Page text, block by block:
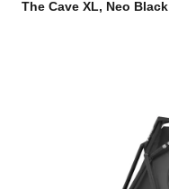
The Cave XL, Neo Black